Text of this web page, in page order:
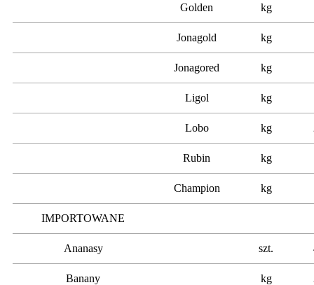
Golden kg
Jonagold kg
Jonagored kg
Ligol kg
Lobo kg
Rubin kg
Champion kg
IMPORTOWANE
Ananasy szt.
Banany kg